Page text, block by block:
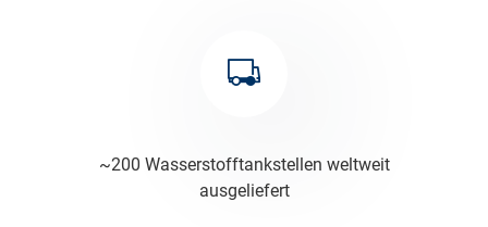
~200 Wasserstofftankstellen weltweit
ausgeliefert